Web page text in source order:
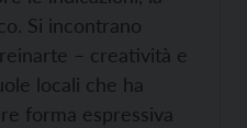
Si incontrano
– creatività e
locali che ha
forma espressiva